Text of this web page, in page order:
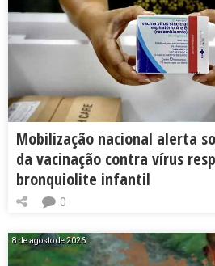
Mobilização nacional alerta
da vacinação contra vírus
bronquiolite infantil
0
8 de agosto de 2026